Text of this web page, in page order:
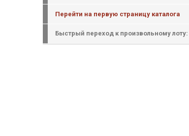
Перейти на первую страницу каталога
Быстрый переход к произвольному лоту: